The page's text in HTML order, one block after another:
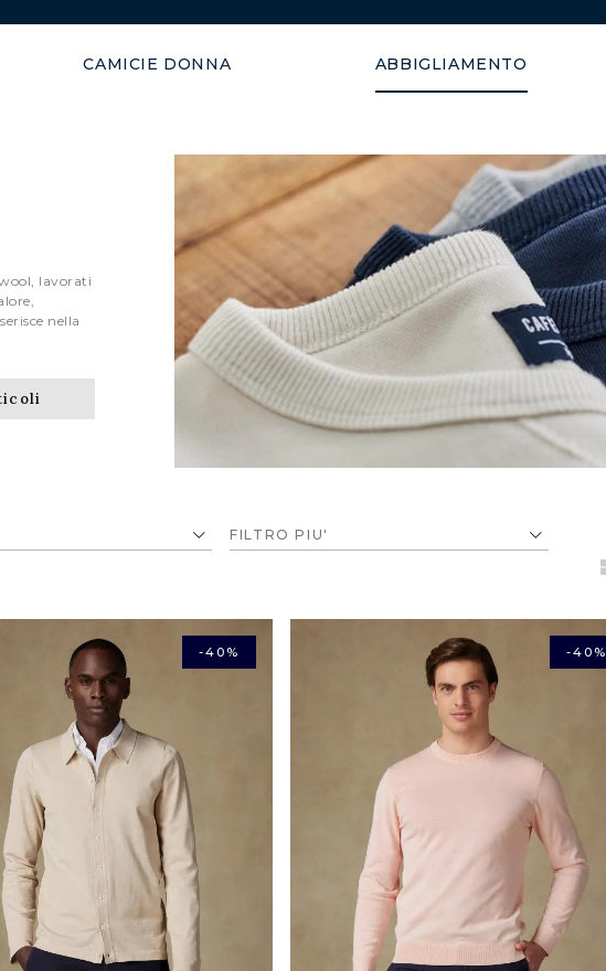
CAMICIE DONNA ABBIGLIAMENTO
lavorati
nella
CARDIGANS
FILTRO PIU'
-40% -40%